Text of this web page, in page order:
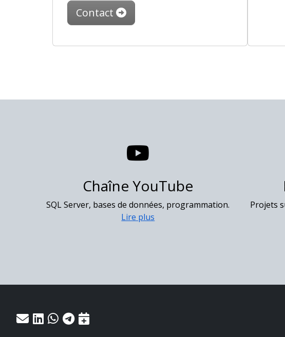
Contact
Chaîne YouTube
SQL Server, bases de données, programmation.
Lire plus
Projets